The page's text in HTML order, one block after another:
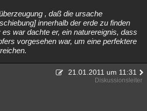
, daß die ursache
innerhalb der erde zu finden
war dachte er, ein naturereignis, dass
vorgesehen war, um eine perfektere
21.01.2011 um 11:31
Diskussionsleiter